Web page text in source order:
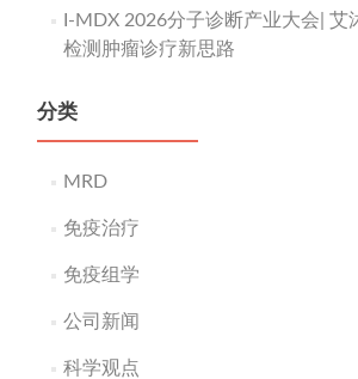
I-MDX 2026分子诊断产业大会| 艾
检测肿瘤诊疗新思路
分类
MRD
免疫治疗
免疫组学
公司新闻
科学观点